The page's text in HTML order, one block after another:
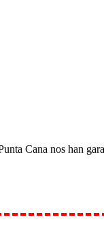
Cana nos han